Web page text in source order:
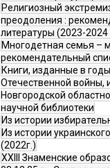
Религиозный
преодоления :
литературы (2023-2024
Многодетная семья –
рекомендательный
Книги, изданные в
Отечественной войны,
Новгородской
научной библиотеки
Из истории
Из истории
(2022г.)
XXIII Знаменские